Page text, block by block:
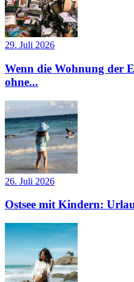
29. Juli 2026
Wenn die Wohnung der
ohne...
26. Juli 2026
Ostsee mit Kindern: